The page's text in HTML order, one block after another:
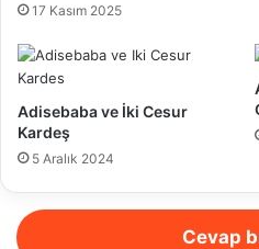
17 Kasım 2025
Adisebaba ve İki Cesur
Kardeş
5 Aralık 2024
Cevap